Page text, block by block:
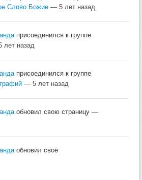
Слово Божие — 5 лет назад
присоединился к группе
лет назад
присоединился к группе
— 5 лет назад
обновил свою страницу —
обновил своё